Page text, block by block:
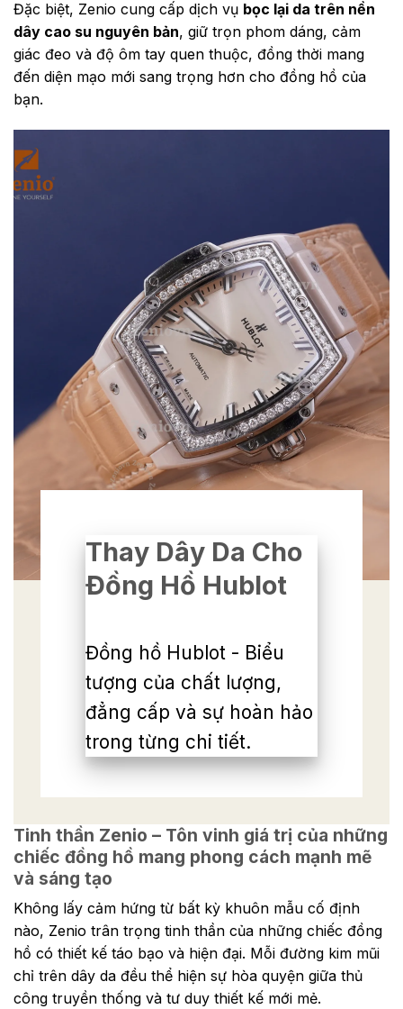
Đặc biệt, Zenio cung cấp dịch vụ bọc lại da trên nền
dây cao su nguyên bản, giữ trọn phom dáng, cảm
giác đeo và độ ôm tay quen thuộc, đồng thời mang
đến diện mạo mới sang trọng hơn cho đồng hồ của
bạn.
Thay Dây Da Cho
Đồng Hồ Hublot
Đồng hồ Hublot - Biểu
tượng của chất lượng,
đẳng cấp và sự hoàn hảo
trong từng chi tiết.
Tinh thần Zenio – Tôn vinh giá trị của những
chiếc đồng hồ mang phong cách mạnh mẽ
và sáng tạo
Không lấy cảm hứng từ bất kỳ khuôn mẫu cố định
nào, Zenio trân trọng tinh thần của những chiếc đồng
hồ có thiết kế táo bạo và hiện đại. Mỗi đường kim mũi
chỉ trên dây da đều thể hiện sự hòa quyện giữa thủ
công truyền thống và tư duy thiết kế mới mẻ.